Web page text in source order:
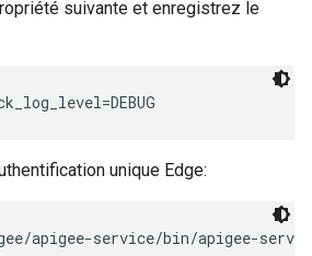
suivante et enregistrez le
unique Edge:
apigee-service/bin/apigee-